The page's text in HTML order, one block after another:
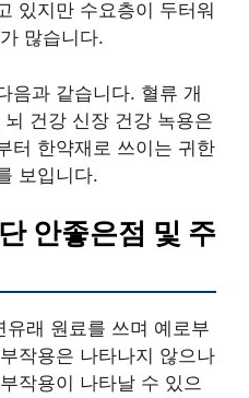
있지만 수요층이 두터워
많습니다.
음과 같습니다. 혈류 개
건강 신장 건강 녹용은
터 한약재로 쓰이는 귀한
보입니다.
안좋은점 및 주
래 원료를 쓰며 예로부
작용은 나타나지 않으나
작용이 나타날 수 있으